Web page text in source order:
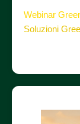
Webinar
Soluzioni